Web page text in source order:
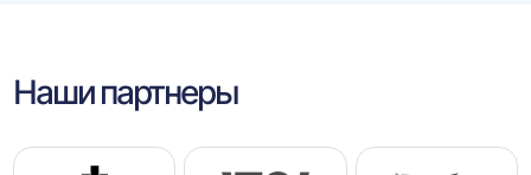
Наши партнеры